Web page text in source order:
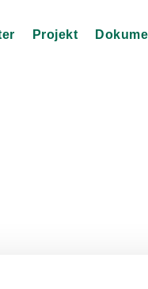
Projekt